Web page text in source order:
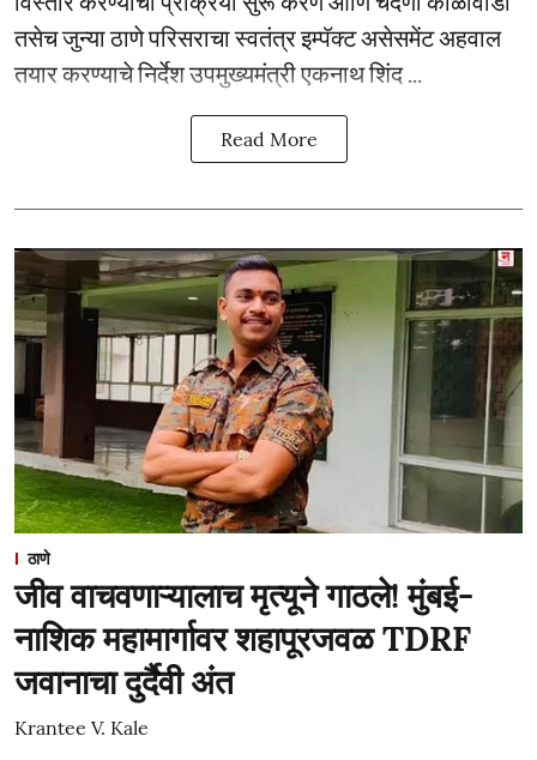
तसेच जुन्या ठाणे परिसराचा स्वतंत्र इम्पॅक्ट असेसमेंट अहवाल
तयार करण्याचे निर्देश उपमुख्यमंत्री एकनाथ शिंद ...
Read More
ठाणे
जीव वाचवणाऱ्यालाच मृत्यूने गाठले! मुंबई-
नाशिक महामार्गावर शहापूरजवळ TDRF
जवानाचा दुर्दैवी अंत
Krantee V. Kale